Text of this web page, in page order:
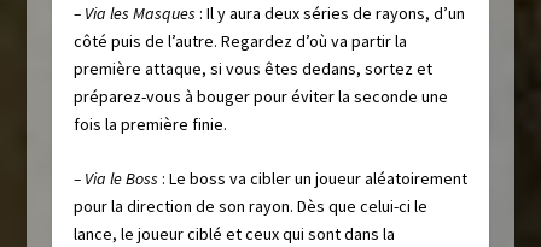
– Via les Masques : Il y aura deux séries de rayons, d’un
côté puis de l’autre. Regardez d’où va partir la
première attaque, si vous êtes dedans, sortez et
préparez-vous à bouger pour éviter la seconde une
fois la première finie.
– Via le Boss : Le boss va cibler un joueur aléatoirement
pour la direction de son rayon. Dès que celui-ci le
lance, le joueur ciblé et ceux qui sont dans la